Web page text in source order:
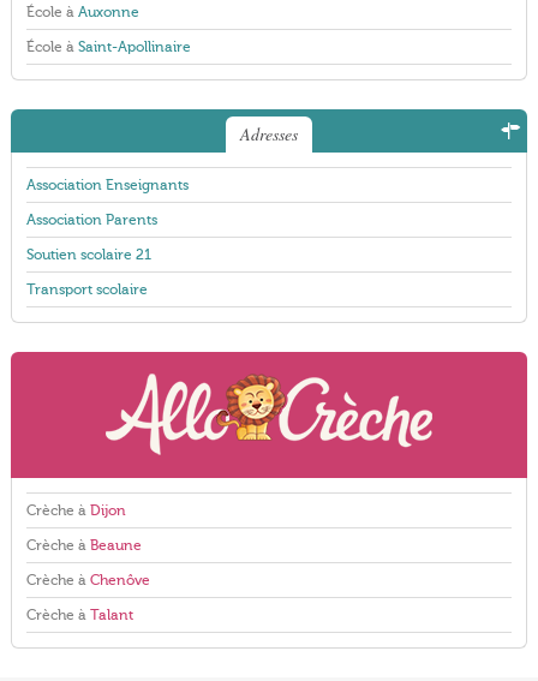
École à Auxonne
École à Saint-Apollinaire
Adresses
Association Enseignants
Association Parents
Soutien scolaire 21
Transport scolaire
Crèche à Dijon
Crèche à Beaune
Crèche à Chenôve
Crèche à Talant